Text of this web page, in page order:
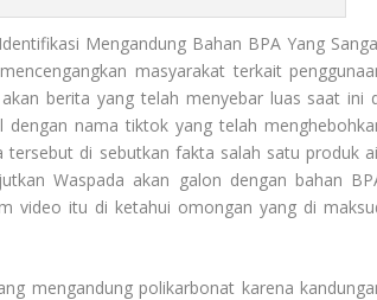
Mengandung Bahan BPA Yang
masyarakat terkait
berita yang telah menyebar luas saat ini
nama tiktok yang telah
di sebutkan fakta salah satu produk
Waspada akan galon dengan bahan
video itu di ketahui omongan yang di
mengandung polikarbonat karena